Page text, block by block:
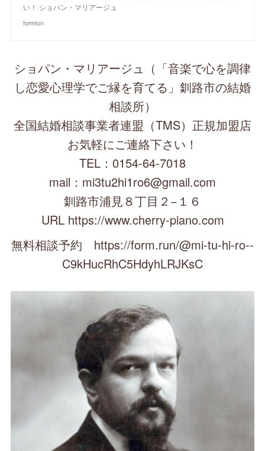
い！ ショパン・マリアージュ
formrun
ショパン・マリアージュ（「音楽で心を調律
し恋愛心理学でご縁を育てる」釧路市の結婚
相談所）
全国結婚相談事業者連盟（TMS）正規加盟店
お気軽にご連絡下さい！
TEL：0154-64-7018
mail：mi3tu2hi1ro6@gmail.com
釧路市浦見８丁目２−１６
URL https://www.cherry-piano.com
無料相談予約 https://form.run/@mi-tu-hi-ro--
C9kHucRhC5HdyhLRJKsC